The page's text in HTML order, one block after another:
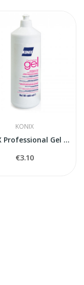
KONIX
KONIX Professional Gel for Cavitation, Laser,...
€3.10